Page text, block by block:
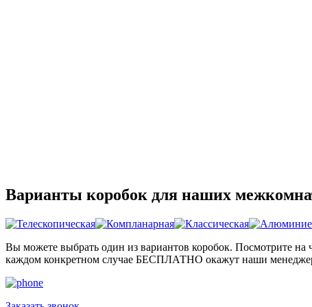
Варианты коробок для наших
Вы можете выбрать один из вариантов коробок. Посмотрите на
каждом конкретном случае БЕСПЛАТНО окажут наши